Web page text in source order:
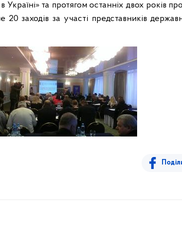
Україні» та протягом останніх двох років
20 заходів за участі представників